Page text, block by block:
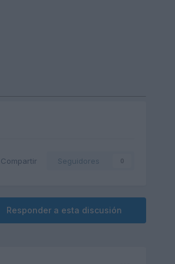
Compartir Seguidores 0
Responder a esta discusión